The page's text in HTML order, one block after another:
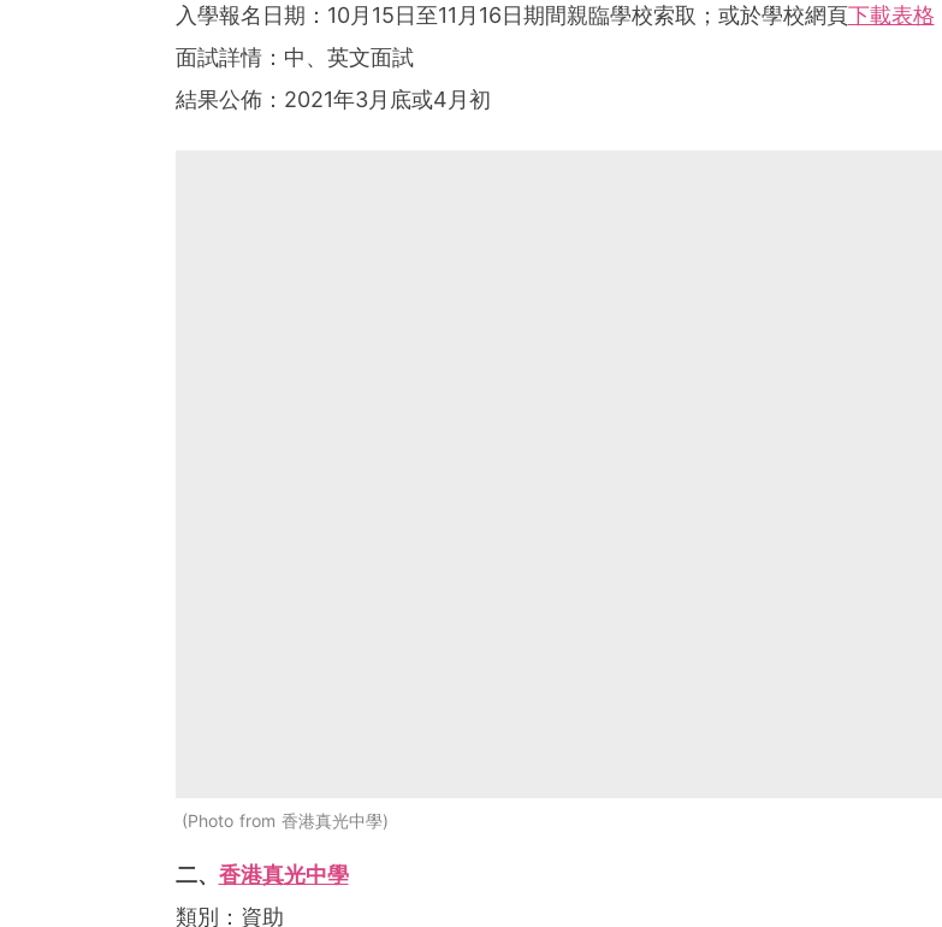
入學報名日期：10月15日至11月16日期間親臨學校索取；或於學校網頁下載表格
面試詳情：中、英文面試
結果公佈：2021年3月底或4月初
Photo from 香港真光中學
二、 香港真光中學
類別：資助